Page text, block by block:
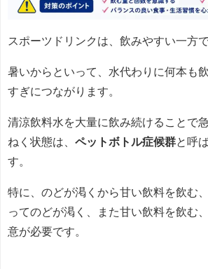
スポーツドリンクは、飲みやすい一方
暑いからといって、水代わりに何本も
すぎにつながります。
清涼飲料水を大量に飲み続けることで
ねく状態は、 ペットボトル症候群と呼
す。
特に、のどが渇くから甘い飲料を飲む
ってのどが渇く、また甘い飲料を飲む
意が必要です。